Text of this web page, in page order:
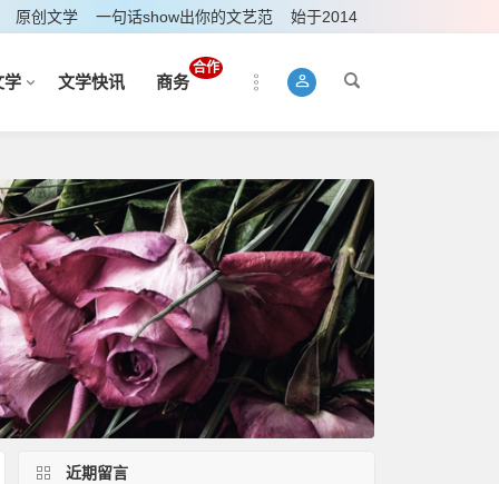
原创文学 一句话show出你的文艺范 始于2014
学 文学快讯 商务
合作
近期留言